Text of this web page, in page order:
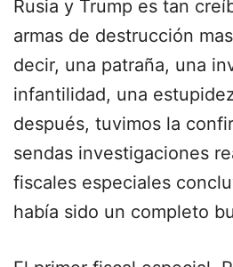
Rusia y Trump es tan
armas de destrucción
decir, una patraña, una
infantilidad, una
después, tuvimos la
sendas investigaciones
fiscales especiales
había sido un completo